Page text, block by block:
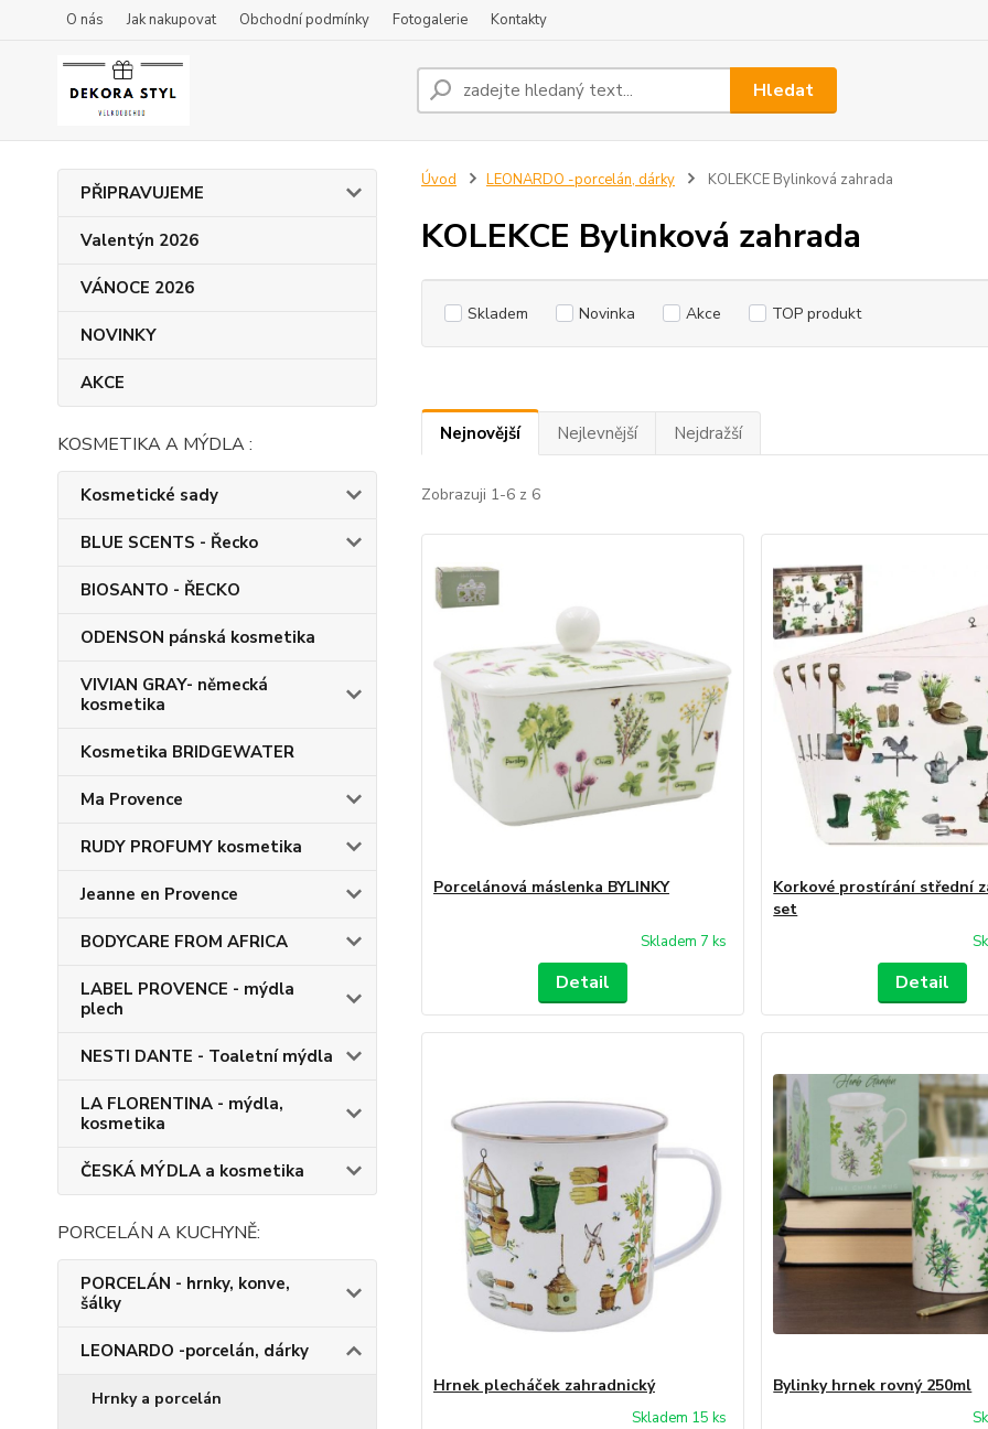
O nás Jak nakupovat Obchodní podmínky Fotogalerie Kontakty
Hledat
PŘIPRAVUJEME
Valentýn 2026
VÁNOCE 2026
NOVINKY
AKCE
KOSMETIKA A MÝDLA :
Kosmetické sady
BLUE SCENTS - Řecko
BIOSANTO - ŘECKO
ODENSON pánská kosmetika
VIVIAN GRAY- německá
kosmetika
Kosmetika BRIDGEWATER
Ma Provence
RUDY PROFUMY kosmetika
Jeanne en Provence
BODYCARE FROM AFRICA
LABEL PROVENCE - mýdla
plech
NESTI DANTE - Toaletní mýdla
LA FLORENTINA - mýdla,
kosmetika
ČESKÁ MÝDLA a kosmetika
PORCELÁN A KUCHYNĚ:
PORCELÁN - hrnky, konve,
šálky
LEONARDO -porcelán, dárky
Hrnky a porcelán
Úvod LEONARDO -porcelán, dárky KOLEKCE Bylinková zahrada
KOLEKCE Bylinková zahrada
Skladem Novinka Akce TOP produkt
Nejnovější Nejlevnější Nejdražší
Zobrazuji 1-6 z 6
Porcelánová máslenka BYLINKY
Skladem 7 ks
Detail
Korkové prostírání střední
set
Detail
Hrnek plecháček zahradnický
Skladem 15 ks
Bylinky hrnek rovný 250ml